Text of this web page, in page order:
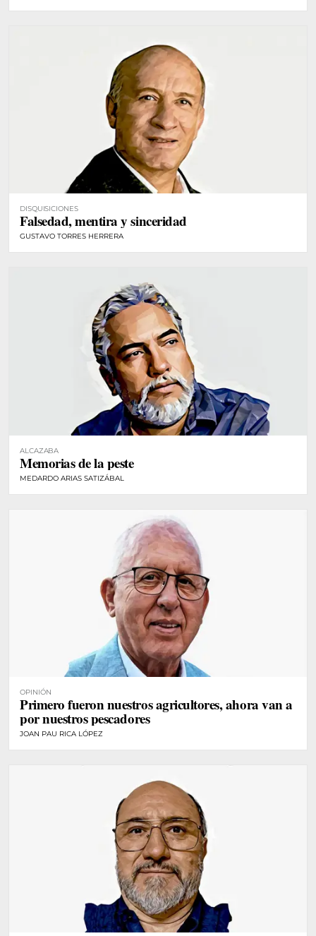
DISQUISICIONES
Falsedad, mentira y sinceridad
GUSTAVO TORRES HERRERA
ALCAZABA
Memorias de la peste
MEDARDO ARIAS SATIZÁBAL
OPINIÓN
Primero fueron nuestros agricultores, ahora van a
por nuestros pescadores
JOAN PAU RICA LÓPEZ